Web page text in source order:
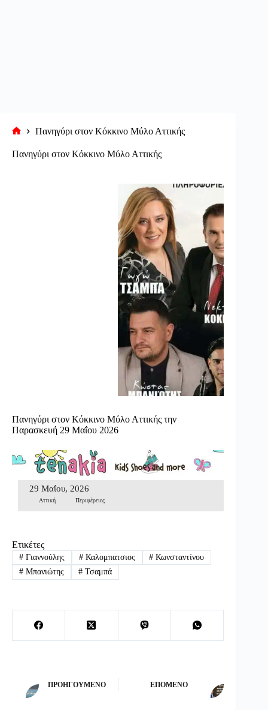
σελίδα
Πανηγύρι στον Κόκκινο Μύλο Αττικής
Πανηγύρι στον Κόκκινο Μύλο Αττικής
Πανηγύρι στον Κόκκινο Μύλο Αττικής την
Παρασκευή 29 Μαΐου 2026
29 Μαΐου, 2026
Αττική Περιφέρειες
Ετικέτες
#Γιαννούλης #Καλομπατσιος # Κωνσταντίνου
#Μπανιώτης #Τσαμπά
ΠΡΟΗΓΟΎΜΕΝΟ ΕΠΌΜΕΝΟ